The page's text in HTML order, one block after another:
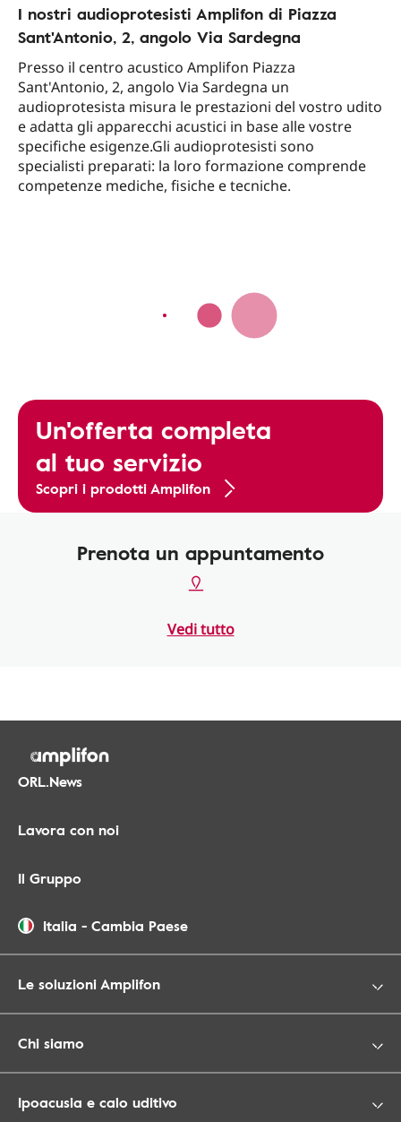
I nostri audioprotesisti Amplifon di Piazza
Sant'Antonio, 2, angolo Via Sardegna
Presso il centro acustico Amplifon Piazza
Sant'Antonio, 2, angolo Via Sardegna un
audioprotesista misura le prestazioni del vostro udito
e adatta gli apparecchi acustici in base alle vostre
specifiche esigenze.Gli audioprotesisti sono
specialisti preparati: la loro formazione comprende
competenze mediche, fisiche e tecniche.
Un'offerta completa
al tuo servizio
Scopri i prodotti Amplifon
Prenota un appuntamento
Vedi tutto
ORL.News
Lavora con noi
Il Gruppo
Italia - Cambia Paese
Le soluzioni Amplifon
Chi siamo
Ipoacusia e calo uditivo